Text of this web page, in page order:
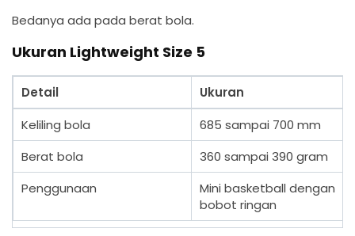
Bedanya ada pada berat bola.
Ukuran Lightweight Size 5
Detail
Ukuran
Keliling bola
685 sampai 700 mm
Berat bola
360 sampai 390 gram
Penggunaan
Mini basketball dengan
bobot ringan